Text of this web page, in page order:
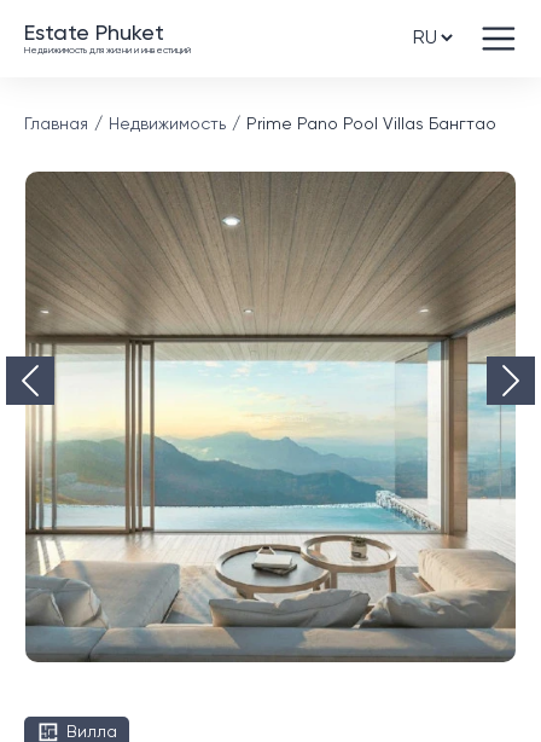
Estate Phuket
Недвижимость для жизни и инвестиций
Главная Недвижимость Prime Pano Pool Villas Бангтао
Вилла